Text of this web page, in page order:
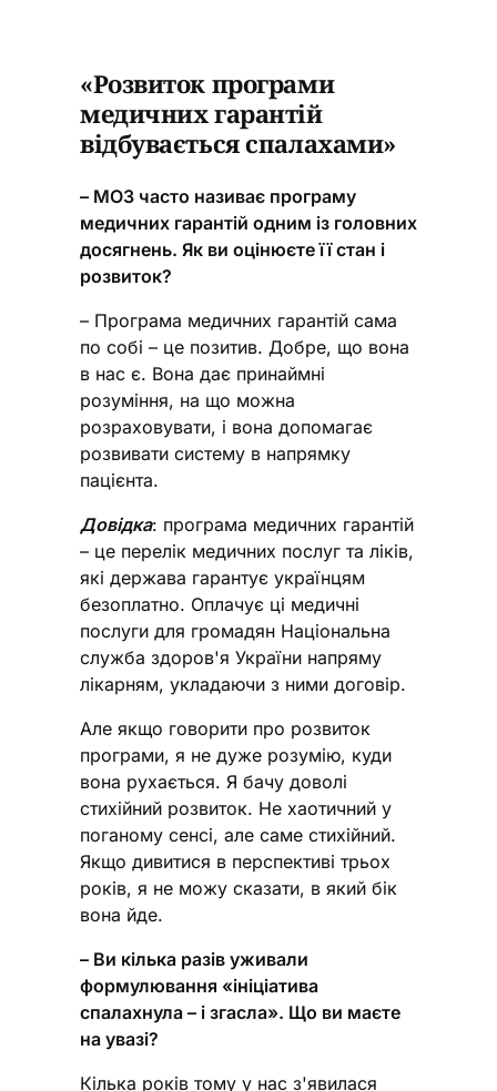
«Розвиток програми
медичних гарантій
відбувається спалахами»
– МОЗ часто називає програму
медичних гарантій одним із головних
досягнень. Як ви оцінюєте її стан і
розвиток?
– Програма медичних гарантій сама
по собі – це позитив. Добре, що вона
в нас є. Вона дає принаймні
розуміння, на що можна
розраховувати, і вона допомагає
розвивати систему в напрямку
пацієнта.
Довідка: програма медичних гарантій
– це перелік медичних послуг та ліків,
які держава гарантує українцям
безоплатно. Оплачує ці медичні
послуги для громадян Національна
служба здоров'я України напряму
лікарням, укладаючи з ними договір.
Але якщо говорити про розвиток
програми, я не дуже розумію, куди
вона рухається. Я бачу доволі
стихійний розвиток. Не хаотичний у
поганому сенсі, але саме стихійний.
Якщо дивитися в перспективі трьох
років, я не можу сказати, в який бік
вона йде.
– Ви кілька разів уживали
формулювання «ініціатива
спалахнула – і згасла». Що ви маєте
на увазі?
Кілька років тому у нас з'явилася